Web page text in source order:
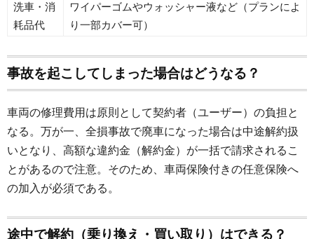
洗車・消
耗品代
ワイパーゴムやウォッシャー液など（プランによ
り一部カバー可）
事故を起こしてしまった場合はどうなる？
車両の修理費用は原則として契約者（ユーザー）の負担と
なる。万が一、全損事故で廃車になった場合は中途解約扱
いとなり、高額な違約金（解約金）が一括で請求されるこ
とがあるので注意。そのため、車両保険付きの任意保険へ
の加入が必須である。
途中で解約（乗り換え・買い取り）はできる？